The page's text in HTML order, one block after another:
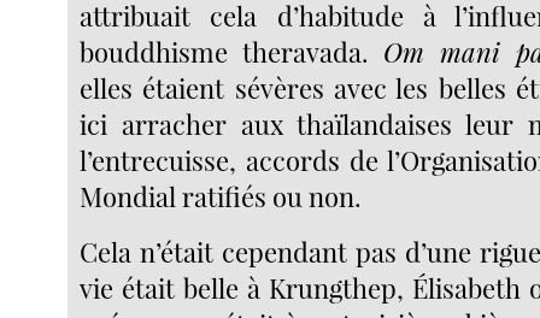
attribuait cela d’habitude à
bouddhisme theravada. Om mani
elles étaient sévères avec les belles
ici arracher aux thaïlandaises leur
l’entrecuisse, accords de
Mondial ratifiés ou non.
Cela n’était cependant pas d’une
vie était belle à Krungthep, Élisabeth